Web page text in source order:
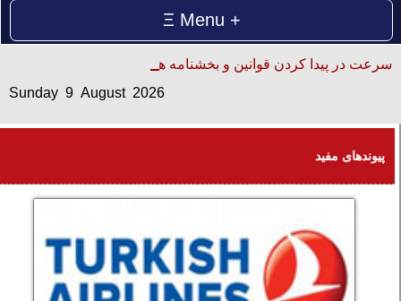
Menu
سرعت در پیدا کردن قوانین و بخشنامه ها
Sunday 9 August 2026
یکشنبه 18 امرداد 1405
Sunday 9 August 2026
پیوندهای مفید